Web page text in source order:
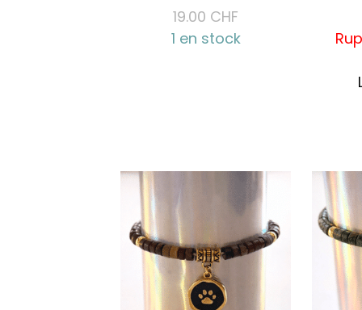
19.00 CHF
1 en stock